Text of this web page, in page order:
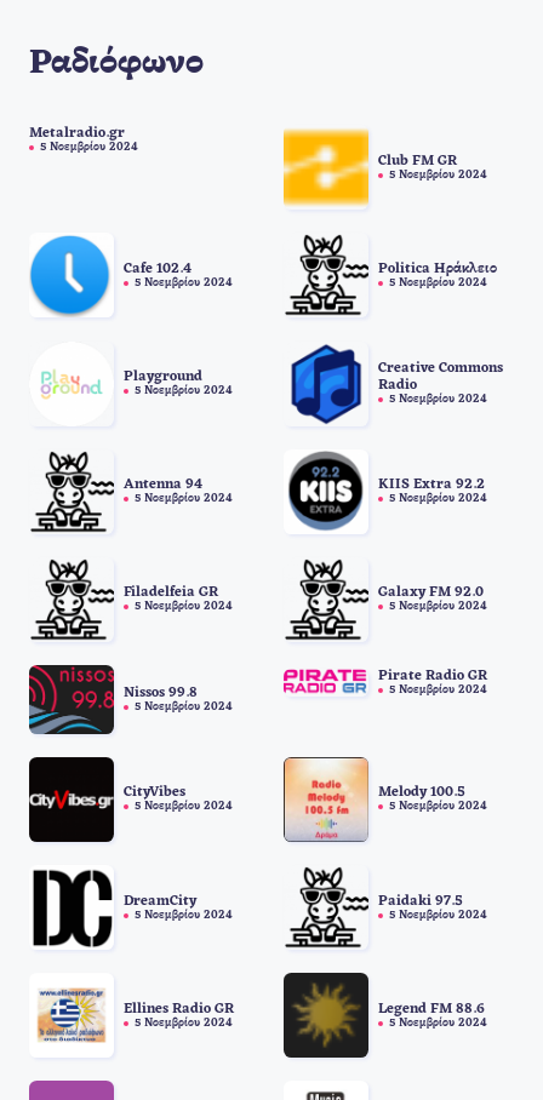
Ραδιόφωνο
Metalradio.gr
5 Νοεμβρίου 2024
Club FM GR
5 Νοεμβρίου 2024
Cafe 102.4
5 Νοεμβρίου 2024
Politica Ηράκλειο
5 Νοεμβρίου 2024
Playground
5 Νοεμβρίου 2024
Creative Commons
Radio
5 Νοεμβρίου 2024
Antenna 94
5 Νοεμβρίου 2024
KIIS Extra 92.2
5 Νοεμβρίου 2024
Filadelfeia GR
5 Νοεμβρίου 2024
Galaxy FM 92.0
5 Νοεμβρίου 2024
Nissos 99.8
5 Νοεμβρίου 2024
Pirate Radio GR
5 Νοεμβρίου 2024
CityVibes
5 Νοεμβρίου 2024
Melody 100.5
5 Νοεμβρίου 2024
DreamCity
5 Νοεμβρίου 2024
Paidaki 97.5
5 Νοεμβρίου 2024
Ellines Radio GR
5 Νοεμβρίου 2024
Legend FM 88.6
5 Νοεμβρίου 2024